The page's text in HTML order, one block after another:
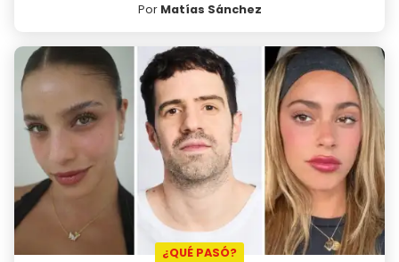
Por Matías Sánchez
¿QUÉ PASÓ?